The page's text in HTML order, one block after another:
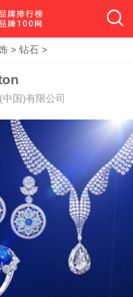
> 钻石 >
国)有限公司